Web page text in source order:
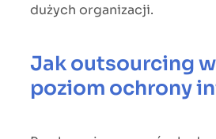
dużych organizacji.
Jak outsourcing
poziom ochrony